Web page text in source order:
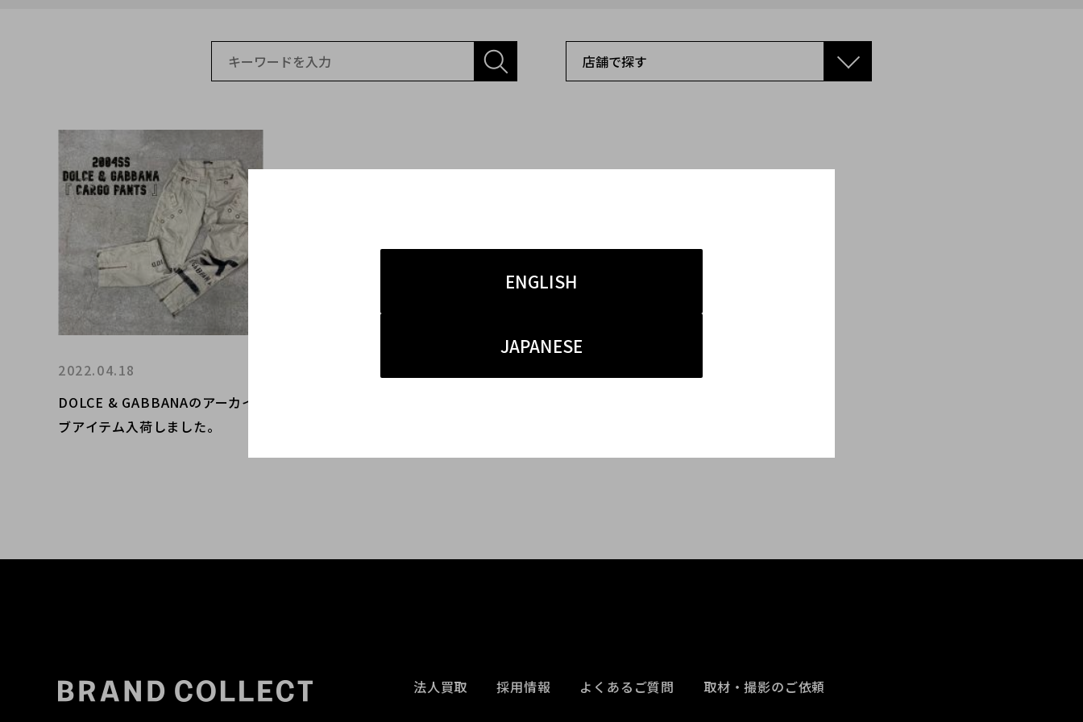
ENGLISH
JAPANESE
DOLCE & GABBANAのアーカイ
ブアイテム入荷しました。
2022.04.18
法人買取 採用情報 よくあるご質問 取材・撮影のご依頼